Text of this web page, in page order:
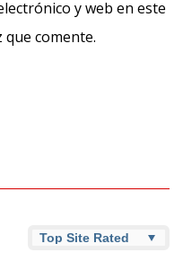
y web en este
comente.